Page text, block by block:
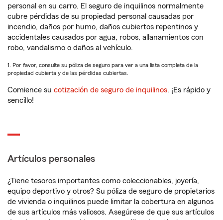
personal en su carro. El seguro de inquilinos normalmente
cubre pérdidas de su propiedad personal causadas por
incendio, daños por humo, daños cubiertos repentinos y
accidentales causados por agua, robos, allanamientos con
robo, vandalismo o daños al vehículo.
1. Por favor, consulte su póliza de seguro para ver a una lista completa de la
propiedad cubierta y de las pérdidas cubiertas.
Comience su cotización de seguro de inquilinos. ¡Es rápido y
sencillo!
Artículos personales
¿Tiene tesoros importantes como coleccionables, joyería,
equipo deportivo y otros? Su póliza de seguro de propietarios
de vivienda o inquilinos puede limitar la cobertura en algunos
de sus artículos más valiosos. Asegúrese de que sus artículos